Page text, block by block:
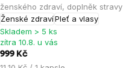
ženského zdraví, doplněk stravy
Ženské zdravíPleť a vlasy
4,9
z
5
hvězdiček.
Skladem > 5 ks
zítra 10.8. u vás
999 Kč